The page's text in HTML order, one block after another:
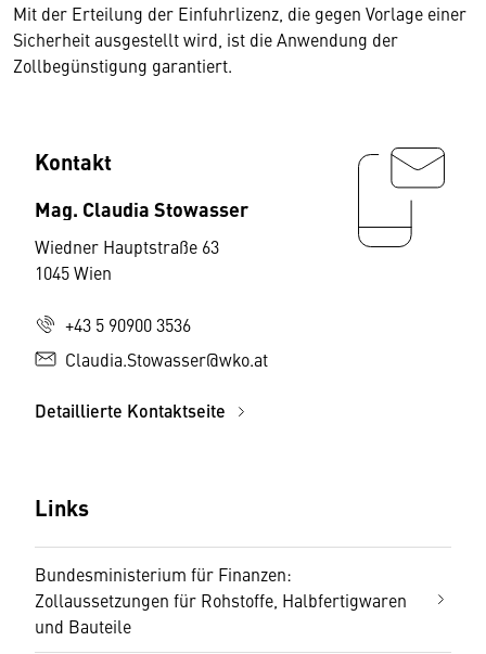
Mit der Erteilung der Einfuhrlizenz, die gegen Vorlage einer
Sicherheit ausgestellt wird, ist die Anwendung der
Zollbegünstigung garantiert.
Kontakt
Mag. Claudia Stowasser
Wiedner Hauptstraße 63
1045 Wien
+43 5 90900 3536
Claudia.Stowasser@wko.at
Detaillierte Kontaktseite
Links
Bundesministerium für Finanzen:
Zollaussetzungen für Rohstoffe, Halbfertigwaren
und Bauteile